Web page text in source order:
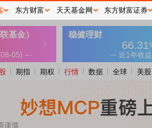
期指 期权 行情 数据 全球 美股
东方财富 天天基金网 东方财富证券